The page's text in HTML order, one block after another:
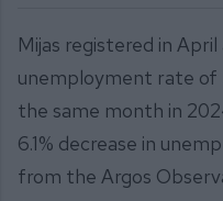
Mijas registered in
unemployment rate
the same month in
6.1% decrease in
from the Argos